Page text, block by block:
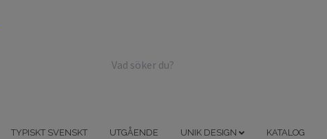
TYPISKT SVENSKT UTGÅENDE UNIK DESIGN KATALOG